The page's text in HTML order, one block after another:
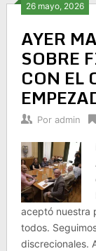
26 mayo, 2026
AYER
SOBRE
CON EL
Por admin
aceptó nuestra
todos.
discrecionales.